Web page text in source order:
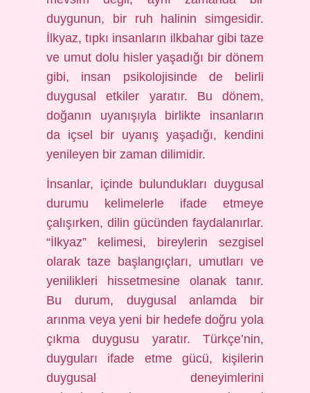
duygunun, bir ruh halinin simgesidir.
İlkyaz, tıpkı insanların ilkbahar gibi taze
ve umut dolu hisler yaşadığı bir dönem
gibi, insan psikolojisinde de belirli
duygusal etkiler yaratır. Bu dönem,
doğanın uyanışıyla birlikte insanların
da içsel bir uyanış yaşadığı, kendini
yenileyen bir zaman dilimidir.
İnsanlar, içinde bulundukları duygusal
durumu kelimelerle ifade etmeye
çalışırken, dilin gücünden faydalanırlar.
“İlkyaz” kelimesi, bireylerin sezgisel
olarak taze başlangıçları, umutları ve
yenilikleri hissetmesine olanak tanır.
Bu durum, duygusal anlamda bir
arınma veya yeni bir hedefe doğru yola
çıkma duygusu yaratır. Türkçe’nin,
duyguları ifade etme gücü, kişilerin
duygusal deneyimlerini